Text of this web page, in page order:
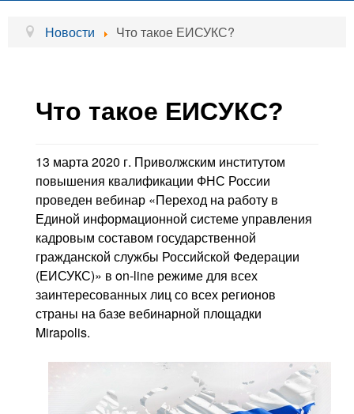
Главная
Услуги проживания
Контакты
Блог
Новости Что такое ЕИСУКС?
Что такое ЕИСУКС?
13 марта 2020 г. Приволжским институтом
повышения квалификации ФНС России
проведен вебинар «Переход на работу в
Единой информационной системе управления
кадровым составом государственной
гражданской службы Российской Федерации
(ЕИСУКС)» в on-line режиме для всех
заинтересованных лиц со всех регионов
страны на базе вебинарной площадки
Mirapolis.